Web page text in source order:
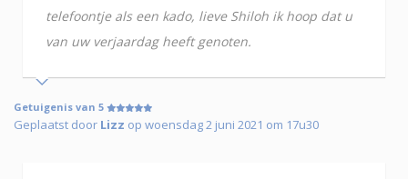
telefoontje als een kado, lieve Shiloh ik hoop dat u
van uw verjaardag heeft genoten.
Getuigenis van 5
Geplaatst door Lizz op woensdag 2 juni 2021 om 17u30